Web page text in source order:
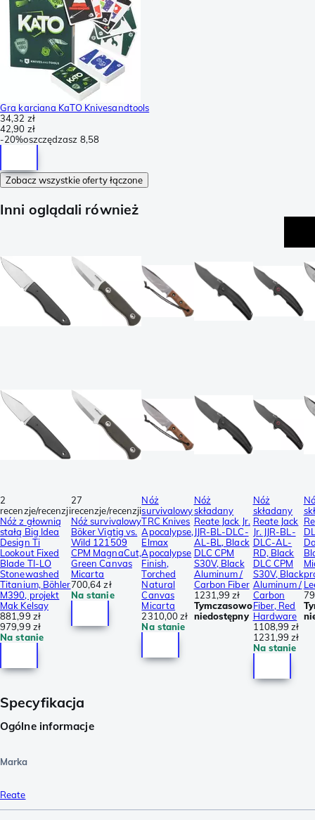
Gra karciana KaTO Knivesandtools
34,32 zł
42,90 zł
-20%oszczędzasz 8,58
Zobacz wszystkie oferty łączone
Inni oglądali również
2
recenzje/recenzji
Nóż z głownią
stałą Big Idea
Design Ti
Lookout Fixed
Blade TI-LO
Stonewashed
Titanium, Böhler
M390, projekt
Mak Kelsay
881,99 zł
979,99 zł
Na stanie
27
recenzje/recenzji
Nóż survivalowy
Böker Vigtig vs.
Wild 121509
CPM MagnaCut,
Green Canvas
Micarta
700,64 zł
Na stanie
Nóż
survivalowy
TRC Knives
Apocalypse,
Elmax
Apocalypse
Finish,
Torched
Natural
Canvas
Micarta
2310,00 zł
Na stanie
Nóż
składany
Reate Jack Jr.
JJR-BL-DLC-
AL-BL, Black
DLC CPM
S30V, Black
Aluminum /
Carbon Fiber
1231,99 zł
Tymczasowo
niedostępny
Nóż
składany
Reate Jack
Jr. JJR-BL-
DLC-AL-
RD, Black
DLC CPM
S30V, Black
Aluminum /
Carbon
Fiber, Red
Hardware
1108,99 zł
1231,99 zł
Na stanie
Specyfikacja
Ogólne informacje
Marka
Reate